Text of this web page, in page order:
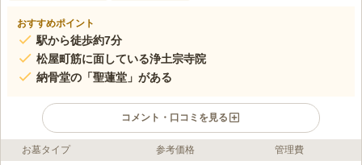
おすすめポイント
駅から徒歩約7分
松屋町筋に面している浄土宗寺院
納骨堂の「聖蓮堂」がある
コメント・口コミを見る
ライフドット編集部のコメント
お墓タイプ 参考価格 管理費